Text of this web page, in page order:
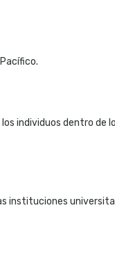
individuos dentro de
instituciones